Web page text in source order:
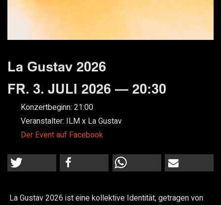
La Gustav 2026
FR. 3. JULI 2026 — 20:30
Konzertbeginn: 21:00
Veranstalter: ILM x La Gustav
Der Event auf Facebook
La Gustav 2026 ist eine kollektive Identität, getragen von